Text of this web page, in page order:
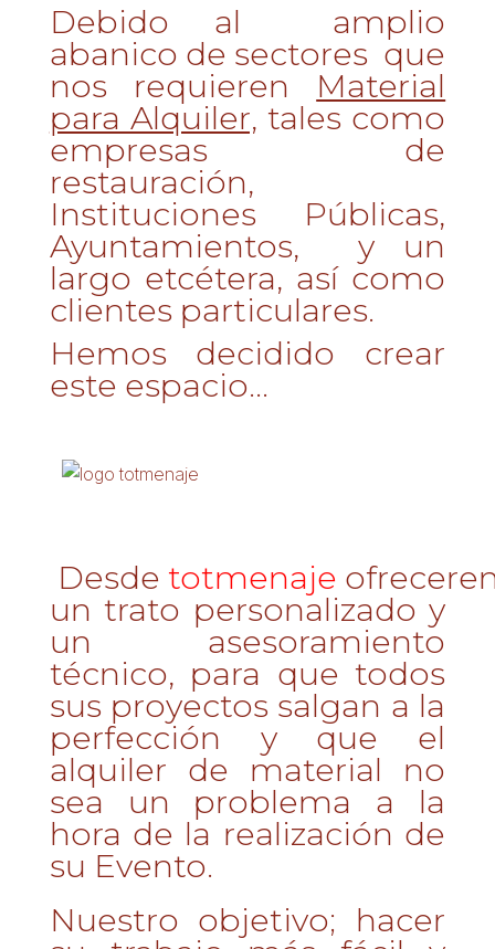
Debido al amplio
abanico de sectores que
nos requieren Material
para Alquiler, tales como
empresas de
restauración,
Instituciones Públicas,
Ayuntamientos, y un
largo etcétera, así como
clientes particulares.
Hemos decidido crear
este espacio…
Desde totmenaje
un trato personalizado y
un asesoramiento
técnico, para que todos
sus proyectos salgan a la
perfección y que el
alquiler de material no
sea un problema a la
hora de la realización de
su Evento.
Nuestro objetivo; hacer